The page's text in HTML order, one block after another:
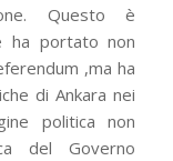
Questo è
ha portato non
,ma ha
di Ankara nei
politica non
del Governo